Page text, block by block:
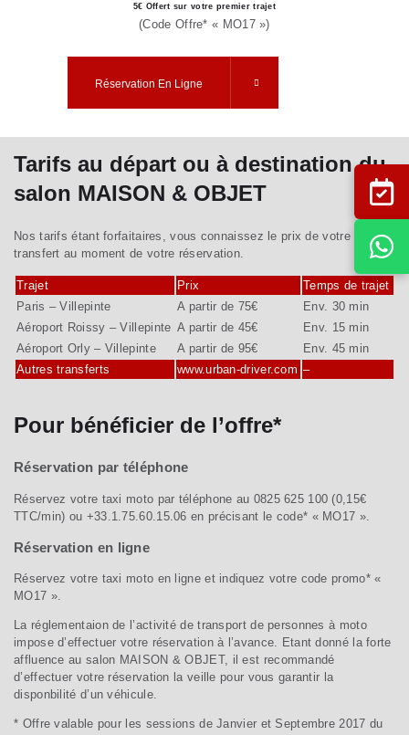
5€ Offert sur votre premier trajet
(Code Offre* « MO17 »)
Réservation En Ligne
Tarifs au départ ou à destination du
salon MAISON & OBJET
Nos tarifs étant forfaitaires, vous connaissez le prix de votre
transfert au moment de votre réservation.
Trajet Prix
Temps de trajet
Paris – Villepinte
A partir de 75€
Env. 30 min
Aéroport Roissy – Villepinte A partir de 45€
Env. 15 min
Aéroport Orly – Villepinte
A partir de 95€
Env. 45 min
Autres transferts
www.urban-driver.com –
Pour bénéficier de l’offre*
Réservation par téléphone
Réservez votre taxi moto par téléphone au 0825 625 100 (0,15€
TTC/min) ou +33.1.75.60.15.06 en précisant le code* « MO17 ».
Réservation en ligne
Réservez votre taxi moto en ligne et indiquez votre code promo* «
MO17 ».
La réglementaion de l’activité de transport de personnes à moto
impose d’effectuer votre réservation à l’avance. Etant donné la forte
affluence au salon MAISON & OBJET, il est recommandé
d’effectuer votre réservation la veille pour vous garantir la
disponbilité d’un véhicule.
* Offre valable pour les sessions de Janvier et Septembre 2017 du